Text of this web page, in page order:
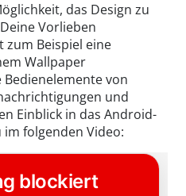
das Design zu
Vorlieben
zum Beispiel eine
Wallpaper
von
und
Einblick in das Android-
folgenden Video: